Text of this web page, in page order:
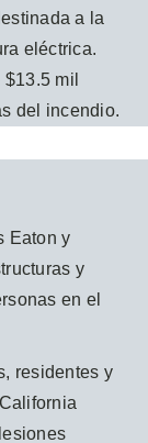
a la
eléctrica.
mil
del incendio.
Eaton y
y
en el
residentes y